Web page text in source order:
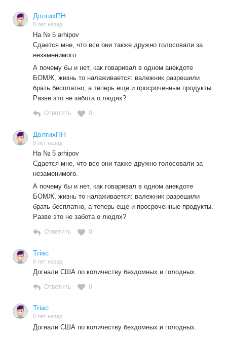
ДолгихПН
8 лет назад
На № 5 arhipov
Сдается мне, что все они также дружно голосовали за
незаменимого.
А почему бы и нет, как говаривал в одном анекдоте
БОМЖ, жизнь то налаживается: валежник разрешили
брать бесплатно, а теперь еще и просроченные продукты.
Разве это не забота о людях?
Ответить 0
ДолгихПН
8 лет назад
На № 5 arhipov
Сдается мне, что все они также дружно голосовали за
незаменимого.
А почему бы и нет, как говаривал в одном анекдоте
БОМЖ, жизнь то налаживается: валежник разрешили
брать бесплатно, а теперь еще и просроченные продукты.
Разве это не забота о людях?
Ответить 0
Triac
8 лет назад
Догнали США по количеству бездомных и голодных.
Ответить 0
Triac
8 лет назад
Догнали США по количеству бездомных и голодных.